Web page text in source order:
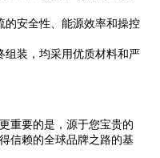
的安全性、能源效率和操控
组装，均采用优质材料和严
重要的是，源于您宝贵的
信赖的全球品牌之路的基